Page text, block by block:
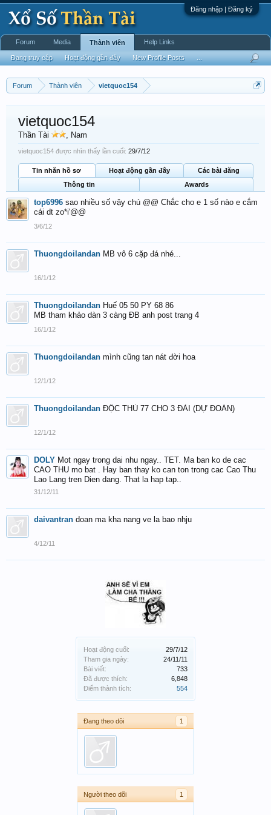
Đăng nhập | Đăng ký
Forum Thành viên vietquoc154
Hoạt động cuối:
29/7/12
Tham gia ngày:
24/11/11
Bài viết:
733
Đã được thích:
6,848
Điểm thành tích:
554
Đang theo dõi 1
Người theo dõi 1
vietquoc154
Thần Tài , Nam
vietquoc154 được nhìn thấy lần cuối: 29/7/12
Tin nhắn hồ sơ Hoạt động gần đây
Các bài đăng
Thông tin
Awards
top6996 sao nhiều số vậy chú @@ Chắc cho e 1 số nào e cắm
cái dt zo*i'@@
3/6/12
Thuongdoilandan MB vô 6 cặp đá nhé...
16/1/12
Thuongdoilandan Huế 05 50 PY 68 86
MB tham khảo dàn 3 càng ĐB anh post trang 4
16/1/12
Thuongdoilandan mình cũng tan nát đời hoa
12/1/12
Thuongdoilandan ĐỘC THỦ 77 CHO 3 ĐÀI (DỰ ĐOÁN)
12/1/12
DOLY Mot ngay trong dai nhu ngay.. TET. Ma ban ko de cac
CAO THU mo bat . Hay ban thay ko can ton trong cac Cao Thu
Lao Lang tren Dien dang. That la hap tap..
31/12/11
daivantran doan ma kha nang ve la bao nhju
4/12/11
Forum Media Thành viên
Đang truy cập Hoạt động gần đây New Profile Posts
Help Links